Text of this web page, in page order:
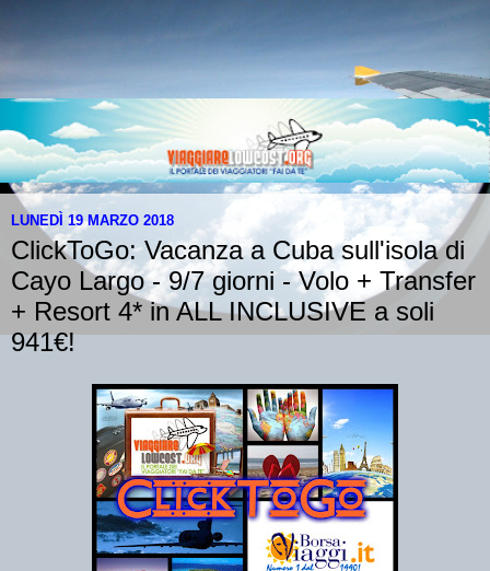
LUNEDÌ 19 MARZO 2018
ClickToGo: Vacanza a Cuba sull'isola di
Cayo Largo - 9/7 giorni - Volo + Transfer
+ Resort 4* in ALL INCLUSIVE a soli
941€!